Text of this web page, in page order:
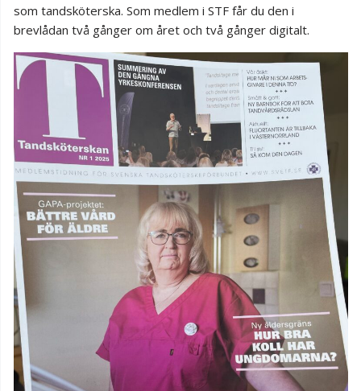
som tandsköterska. Som medlem i STF får du den i
brevlådan två gånger om året och två gånger digitalt.